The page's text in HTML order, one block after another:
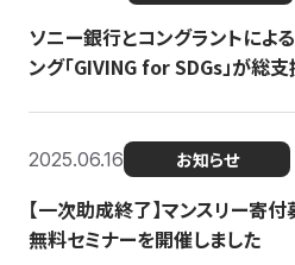
ソニー銀行とコングラントによ
ング「GIVING for SDGs」が総
2025.06.16 お知らせ
【一次助成終了】マンスリー寄
無料セミナーを開催しました